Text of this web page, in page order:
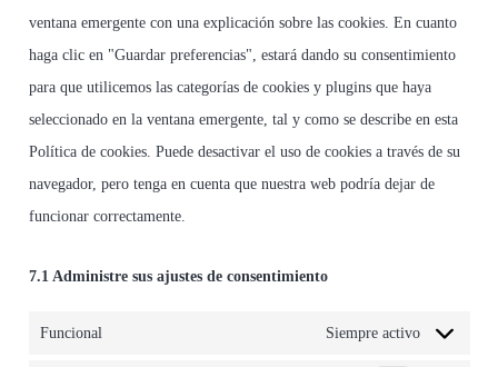
ventana emergente con una explicación sobre las cookies. En cuanto
haga clic en "Guardar preferencias", estará dando su consentimiento
para que utilicemos las categorías de cookies y plugins que haya
seleccionado en la ventana emergente, tal y como se describe en esta
Política de cookies. Puede desactivar el uso de cookies a través de su
navegador, pero tenga en cuenta que nuestra web podría dejar de
funcionar correctamente.
7.1 Administre sus ajustes de consentimiento
Funcional Siempre activo